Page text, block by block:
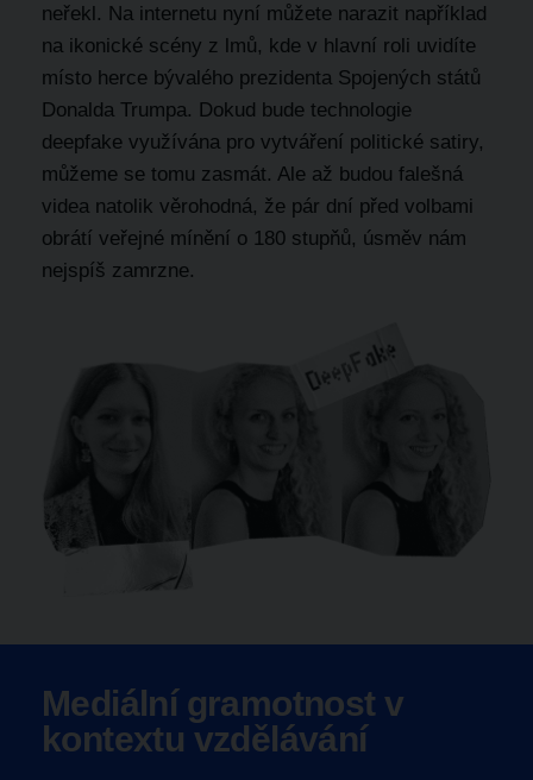
neřekl. Na internetu nyní můžete narazit například
na ikonické scény z lmů, kde v hlavní roli uvidíte
místo herce bývalého prezidenta Spojených států
Donalda Trumpa. Dokud bude technologie
deepfake využívána pro vytváření politické satiry,
můžeme se tomu zasmát. Ale až budou falešná
videa natolik věrohodná, že pár dní před volbami
obrátí veřejné mínění o 180 stupňů, úsměv nám
nejspíš zamrzne.
Mediální gramotnost v
kontextu vzdělávání